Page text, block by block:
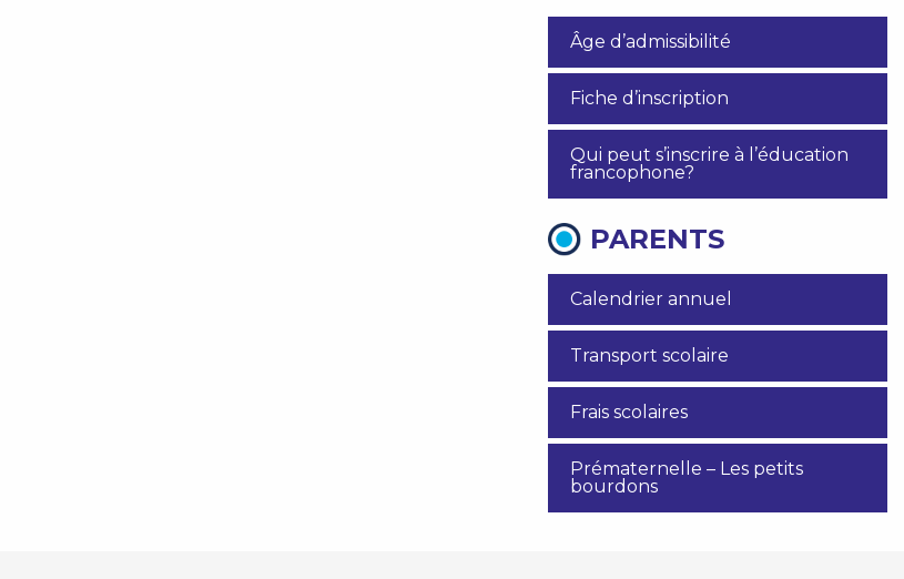
Âge d’admissibilité
Fiche d’inscription
Qui peut s’inscrire à l’éducation
francophone?
PARENTS
Calendrier annuel
Transport scolaire
Frais scolaires
Prématernelle – Les petits
bourdons